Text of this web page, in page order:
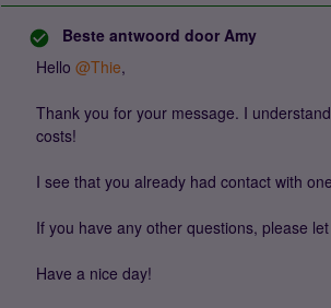
Beste antwoord door Amy
Hello ​ @Thie,
Thank you for your message. I
costs!
I see that you already had contact with
If you have any other questions, please
Have a nice day!